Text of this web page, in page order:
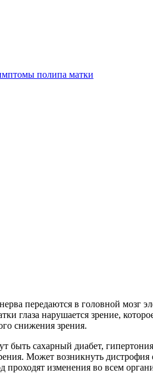
полипа матки
передаются в головной мозг
глаза нарушается зрение,
снижения зрения.
сахарный диабет,
Может возникнуть
изменения во всем